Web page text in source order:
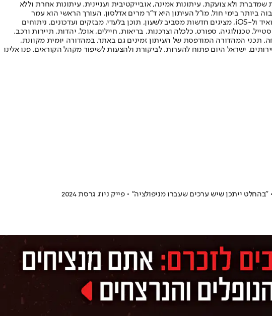
ולא צועקת. עיתונות אמינה, אובייקטיבית ועניינית. עיתונות אחרת וללא
הישראלי בעל שיעור החשיפה הגבוה ביותר בימי חול. מו"ל העיתון היא ד"ר מרים אדלסון. העורך הראשי הוא עמר
לחמנוביץ, והעורך המייסד הוא עמוס רגב. אתרי האינטרנט של "ישראל היום" בעברית ובאנגלית, כמו כן היישומונים (אפליקציות) לאנדרואיד ול-iOS, מציגים חדשות מסביב לשעון, תוכן בלעדי, מבזקים ועדכונים, ניתוחים
טכנולוגיה, ספורט, כלכלה וצרכנות, בריאות, חיילים, אוכל, יהדות, תיירות ורכב.
תכני המהדורה המודפסת של העיתון זמינים גם באתר, במהדורה יומית מקוונת,
ישראל היום פתוח להערות, לביקורת ולהצעות לשיפור מקהל הקוראים. פנו אלינו
ייתכן שיש ערכים שעברו מניפולציה" • פייק ניוז, גרסת 2024